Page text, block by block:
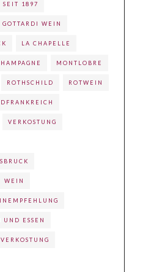
SEIT 1897
GOTTARDI WEIN
LA CHAPELLE
MONTLOBRE
ROTHSCHILD ROTWEIN
VERKOSTUNG
WEIN
UND ESSEN